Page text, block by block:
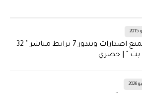
تحميل جميع اصدارات ويندوز 7 برابط مباشر " 32